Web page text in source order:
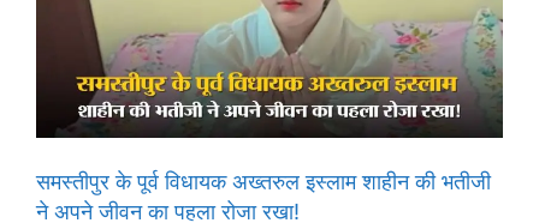
समस्तीपुर के पूर्व विधायक अख्तरुल इस्लाम शाहीन की भतीजी
ने अपने जीवन का पहला रोजा रखा!